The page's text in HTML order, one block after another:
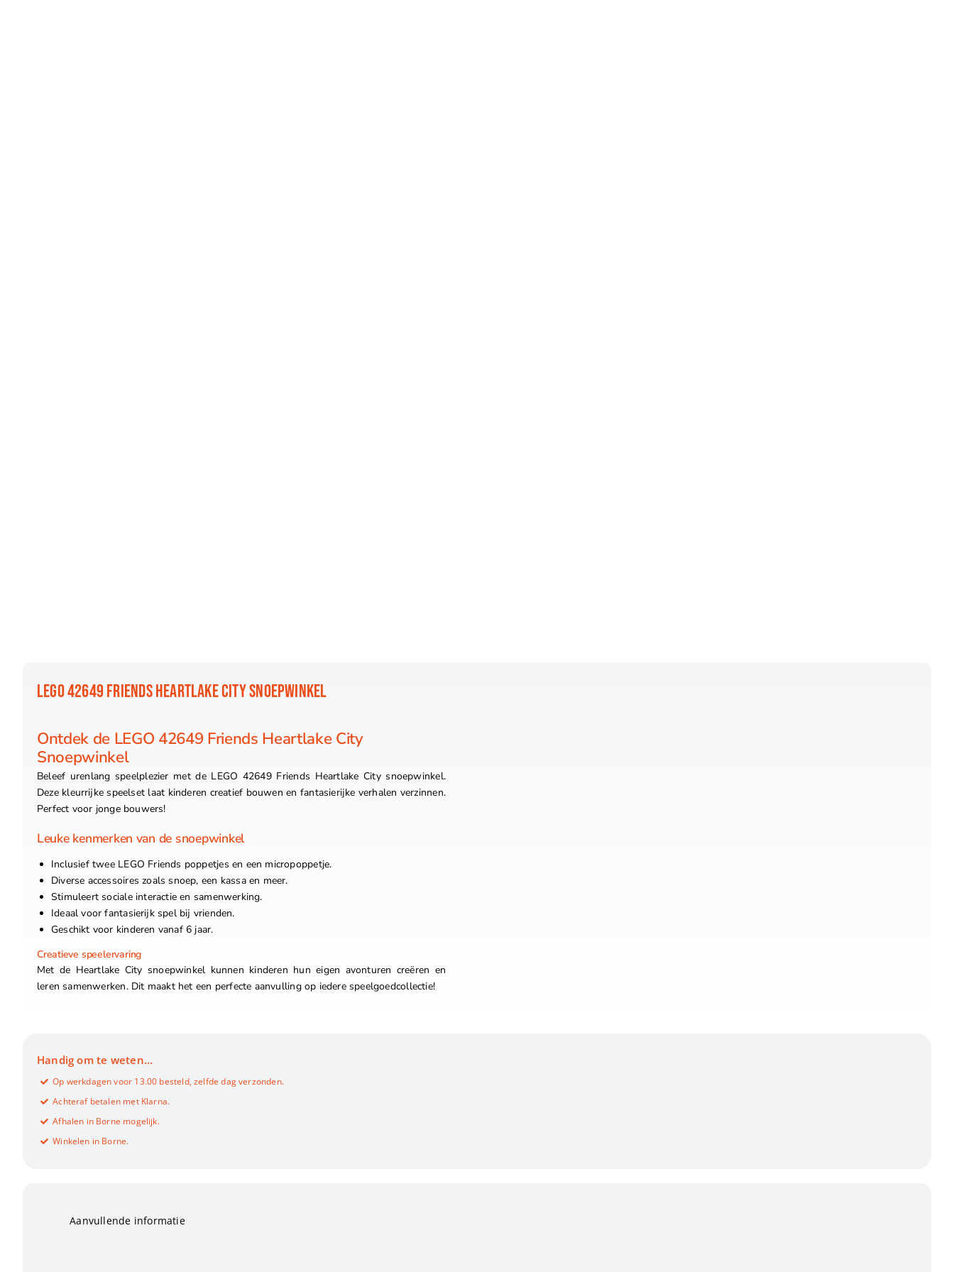
LEGO 42649 FRIENDS HEARTLAKE CITY SNOEPWINKEL
Ontdek de LEGO 42649 Friends Heartlake City
Snoepwinkel
Beleef urenlang speelplezier met de LEGO 42649 Friends Heartlake City snoepwinkel.
Deze kleurrijke speelset laat kinderen creatief bouwen en fantasierijke verhalen verzinnen.
Perfect voor jonge bouwers!
Leuke kenmerken van de snoepwinkel
Inclusief twee LEGO Friends poppetjes en een micropoppetje.
Diverse accessoires zoals snoep, een kassa en meer.
Stimuleert sociale interactie en samenwerking.
Ideaal voor fantasierijk spel bij vrienden.
Geschikt voor kinderen vanaf 6 jaar.
Creatieve speelervaring
Met de Heartlake City snoepwinkel kunnen kinderen hun eigen avonturen creëren en
leren samenwerken. Dit maakt het een perfecte aanvulling op iedere speelgoedcollectie!
Handig om te weten…
Op werkdagen voor 13.00 besteld, zelfde dag verzonden.
Achteraf betalen met Klarna.
Afhalen in Borne mogelijk.
Winkelen in Borne.
Aanvullende informatie